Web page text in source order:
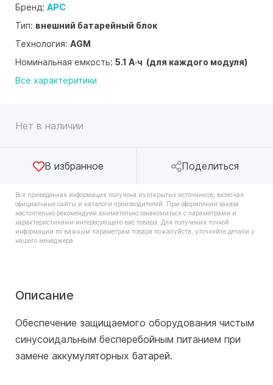
Бренд: APC
Тип: внешний батарейный блок
Технология: AGM
Номинальная емкость: 5.1 А·ч (для каждого модуля)
Все характеритики
Нет в наличии
В избранное Поделиться
Вся приведённая информация получена из открытых источников, включая
официальные сайты и каталоги производителей. При оформлении заказа
настоятельно рекомендуем внимательно ознакомиться с параметрами и
характеристиками интересующего вас товара. Для получения точной
информации по важным параметрам товара пожалуйста, уточняйте детали у
нашего менеджера.
Описание
Обеспечение защищаемого оборудования чистым
синусоидальным бесперебойным питанием при
замене аккумуляторных батарей.